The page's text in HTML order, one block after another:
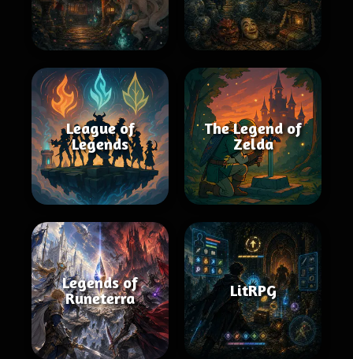
League of
Legends
The Legend of
Zelda
Legends of
Runeterra
LitRPG